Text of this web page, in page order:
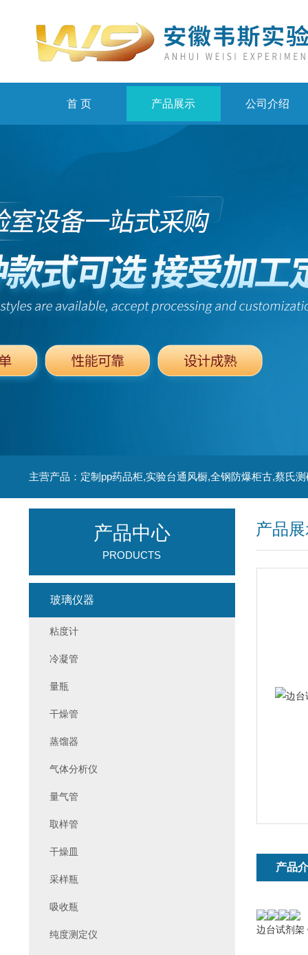
首 页 产品展示 公司介绍
主营产品：定制pp药品柜,实验台通风橱,全钢防爆柜古,蔡氏
产品
产品
边台试剂架
产品中心
PRODUCTS
玻璃仪器
粘度计
冷凝管
量瓶
干燥管
蒸馏器
气体分析仪
量气管
取样管
干燥皿
采样瓶
吸收瓶
纯度测定仪